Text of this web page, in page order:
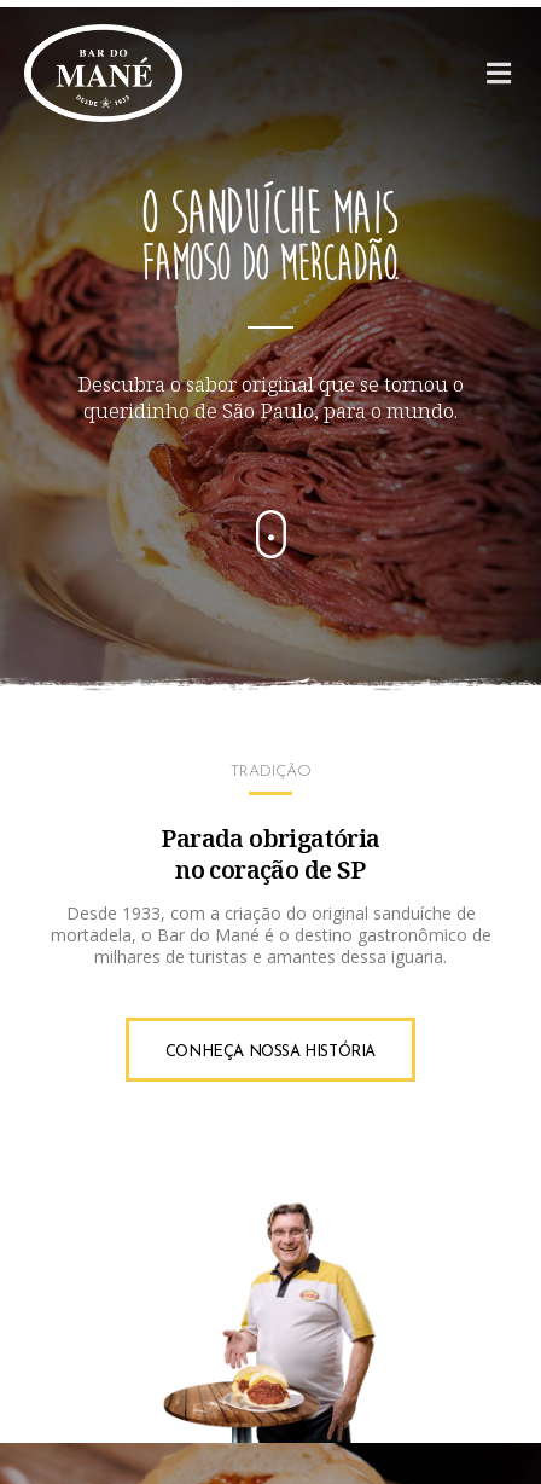
Descubra o sabor original que se tornou o
queridinho de São Paulo, para o mundo.
TRADIÇÃO
Parada obrigatória
no coração de SP
Desde 1933, com a criação do original sanduíche de
mortadela, o Bar do Mané é o destino gastronômico de
milhares de turistas e amantes dessa iguaria.
CONHEÇA NOSSA HISTÓRIA